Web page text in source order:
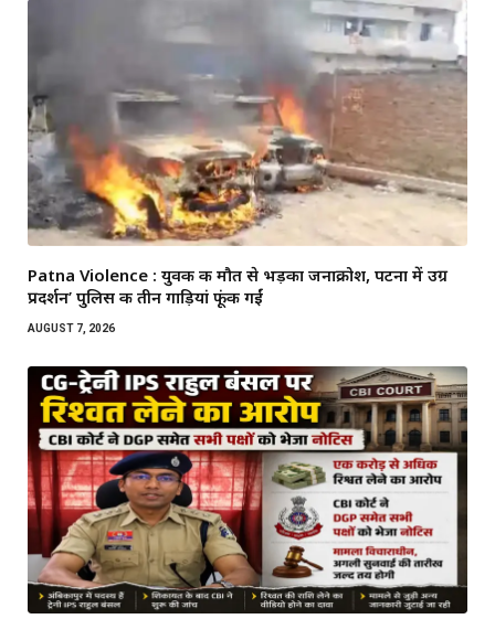
Patna Violence : युवक की मौत से भड़का जनाक्रोश, पटना में उग्र
प्रदर्शन’ पुलिस की तीन गाड़ियां फूंकी गईं
AUGUST 7, 2026